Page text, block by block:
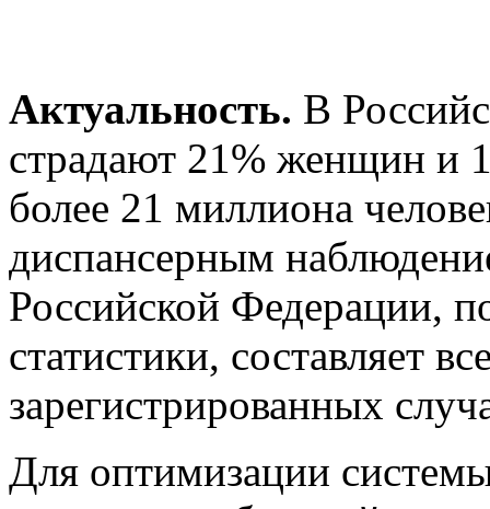
Актуальность. В
страдают 21% женщин и
более 21 миллиона
диспансерным
Российской Федерации,
статистики, составляет
зарегистрированных
Для оптимизации